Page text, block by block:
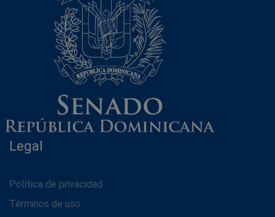
Legal
Política de privacidad
Términos de uso